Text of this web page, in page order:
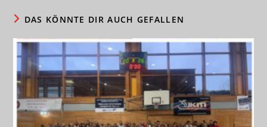
DAS KÖNNTE DIR AUCH GEFALLEN